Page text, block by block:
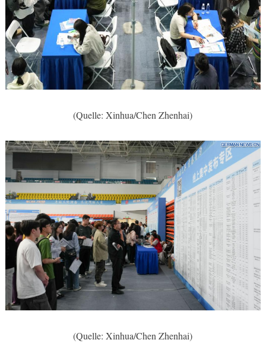
(Quelle: Xinhua/Chen Zhenhai)
(Quelle: Xinhua/Chen Zhenhai)